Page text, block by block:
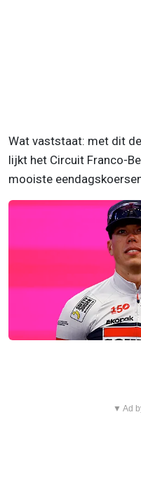
Wat vaststaat: met dit
lijkt het Circuit Franco-
mooiste
▼ Ad